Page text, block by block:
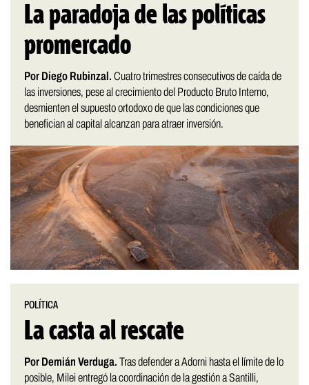
La paradoja de las políticas
promercado
Por Diego Rubinzal. Cuatro trimestres consecutivos de caída de
las inversiones, pese al crecimiento del Producto Bruto Interno,
desmienten el supuesto ortodoxo de que las condiciones que
benefician al capital alcanzan para atraer inversión.
POLÍTICA
La casta al rescate
Por Demián Verduga. Tras defender a Adorni hasta el límite de lo
posible, Milei entregó la coordinación de la gestión a Santilli,